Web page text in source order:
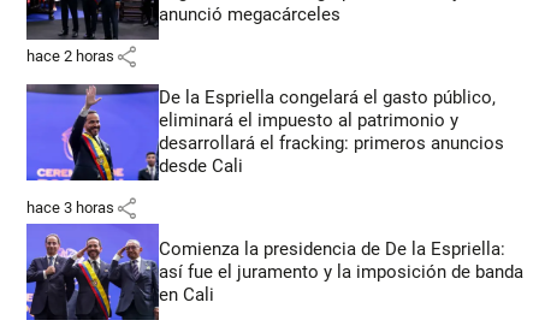
anunció megacárceles
hace 2 horas share
De la Espriella congelará el gasto público,
eliminará el impuesto al patrimonio y
desarrollará el fracking: primeros anuncios
desde Cali
hace 3 horas share
Comienza la presidencia de De la Espriella:
así fue el juramento y la imposición de banda
en Cali